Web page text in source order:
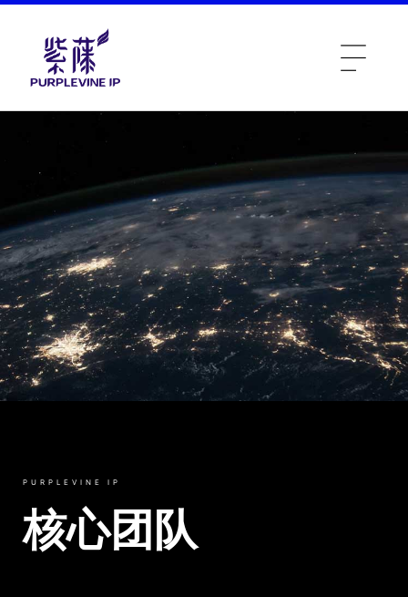
PURPLEVINE IP
核心团队